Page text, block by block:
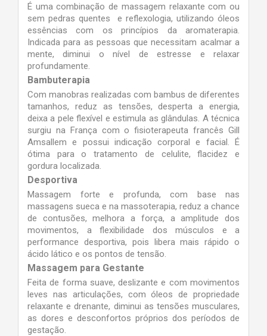
É uma combinação de massagem relaxante com ou
sem pedras quentes e reflexologia, utilizando óleos
essências com os princípios da aromaterapia.
Indicada para as pessoas que necessitam acalmar a
mente, diminui o nível de estresse e relaxar
profundamente.
Bambuterapia
Com manobras realizadas com bambus de diferentes
tamanhos, reduz as tensões, desperta a energia,
deixa a pele flexível e estimula as glândulas. A técnica
surgiu na França com o fisioterapeuta francês Gill
Amsallem e possui indicação corporal e facial. É
ótima para o tratamento de celulite, flacidez e
gordura localizada.
Desportiva
Massagem forte e profunda, com base nas
massagens sueca e na massoterapia, reduz a chance
de contusões, melhora a força, a amplitude dos
movimentos, a flexibilidade dos músculos e a
performance desportiva, pois libera mais rápido o
ácido lático e os pontos de tensão.
Massagem para Gestante
Feita de forma suave, deslizante e com movimentos
leves nas articulações, com óleos de propriedade
relaxante e drenante, diminui as tensões musculares,
as dores e desconfortos próprios dos períodos de
gestação.